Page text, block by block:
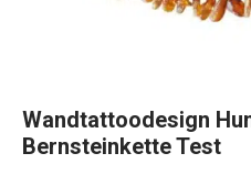
Wandtattoodesign
Bernsteinkette Test